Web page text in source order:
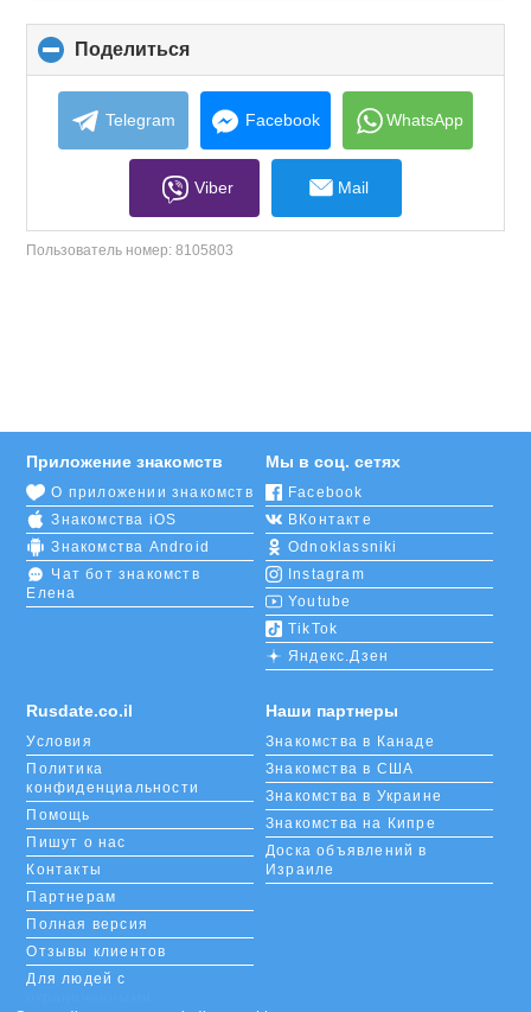
Поделиться
to
collapse
contents
Telegram Facebook WhatsApp
Viber Mail
Пользователь номер:8105803
Rusdate.co.il
Условия
Политика
конфиденциальности
Помощь
Пишут о нас
Контакты
Партнерам
Полная версия
Отзывы клиентов
Для людей с
Приложение знакомств
О приложении знакомств
Знакомства iOS
Знакомства Android
Чат бот знакомств
Елена
Мы в соц. сетях
Facebook
ВКонтакте
Odnoklassniki
Instagram
Youtube
TikTok
Яндекс.Дзен
Наши партнеры
Знакомства в Канаде
Знакомства в США
Знакомства в Украине
Знакомства на Кипре
Доска объявлений в
Израиле